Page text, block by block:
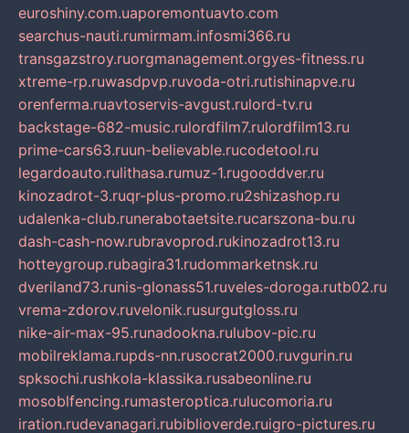
euroshiny.com.uaporemontuavto.com
searchus-nauti.rumirmam.infosmi366.ru
transgazstroy.ruorgmanagement.orgyes-fitness.ru
xtreme-rp.ruwasdpvp.ruvoda-otri.rutishinapve.ru
orenferma.ruavtoservis-avgust.rulord-tv.ru
backstage-682-music.rulordfilm7.rulordfilm13.ru
prime-cars63.ruun-believable.rucodetool.ru
legardoauto.rulithasa.rumuz-1.rugooddver.ru
kinozadrot-3.ruqr-plus-promo.ru2shizashop.ru
udalenka-club.runerabotaetsite.rucarszona-bu.ru
dash-cash-now.rubravoprod.rukinozadrot13.ru
hotteygroup.rubagira31.rudommarketnsk.ru
dveriland73.runis-glonass51.ruveles-doroga.rutb02.ru
vrema-zdorov.ruvelonik.rusurgutgloss.ru
nike-air-max-95.runadookna.rulubov-pic.ru
mobilreklama.rupds-nn.rusocrat2000.ruvgurin.ru
spksochi.rushkola-klassika.rusabeonline.ru
mosoblfencing.rumasteroptica.rulucomoria.ru
iration.rudevanagari.rubiblioverde.ruigro-pictures.ru